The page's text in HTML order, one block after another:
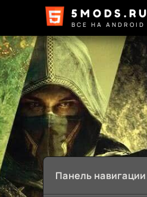
5MODS.RU
ВСЕ НА ANDROID
Панель навигации